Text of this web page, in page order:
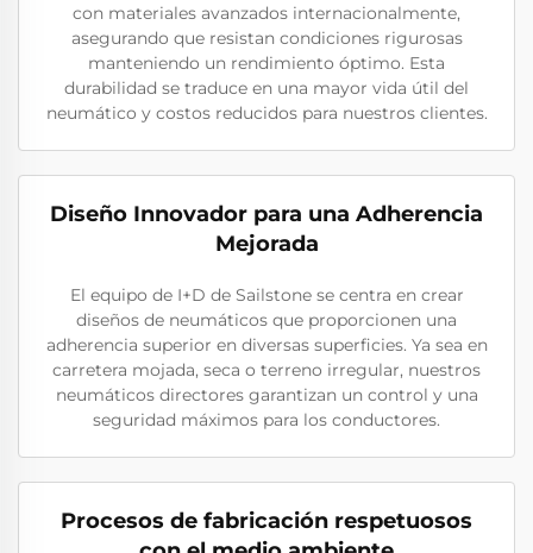
con materiales avanzados internacionalmente,
asegurando que resistan condiciones rigurosas
manteniendo un rendimiento óptimo. Esta
durabilidad se traduce en una mayor vida útil del
neumático y costos reducidos para nuestros clientes.
Diseño Innovador para una Adherencia
Mejorada
El equipo de I+D de Sailstone se centra en crear
diseños de neumáticos que proporcionen una
adherencia superior en diversas superficies. Ya sea en
carretera mojada, seca o terreno irregular, nuestros
neumáticos directores garantizan un control y una
seguridad máximos para los conductores.
Procesos de fabricación respetuosos